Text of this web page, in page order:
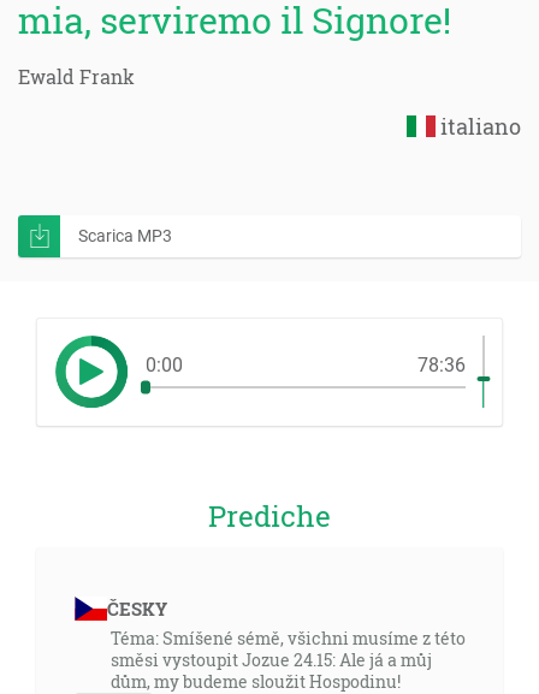
mia, serviremo il Signore!
Ewald Frank
italiano
Scarica MP3
0:00 78:36
Prediche
ČESKY
Téma: Smíšené sémě, všichni musíme z této
směsi vystoupit Jozue 24.15: Ale já a můj
dům, my budeme sloužit Hospodinu!